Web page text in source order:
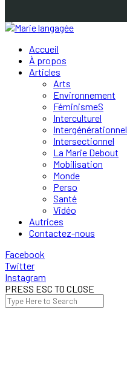
Accueil
À propos
Articles
Arts
Environnement
FéminismeS
Interculturel
Intergénérationnel
Intersectionnel
La Marie Debout
Mobilisation
Monde
Perso
Santé
Vidéo
Autrices
Contactez-nous
Facebook
Twitter
Instagram
PRESS ESC TO CLOSE